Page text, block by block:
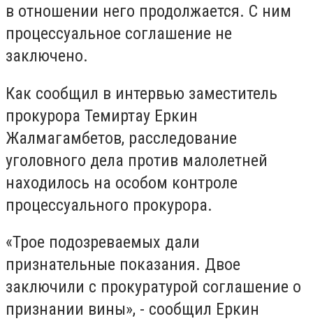
в отношении него продолжается. С ним
процессуальное соглашение не
заключено.
Как сообщил в интервью заместитель
прокурора Темиртау Еркин
Жалмагамбетов, расследование
уголовного дела против малолетней
находилось на особом контроле
процессуального прокурора.
«Трое подозреваемых дали
признательные показания. Двое
заключили с прокуратурой соглашение о
признании вины», - сообщил Еркин